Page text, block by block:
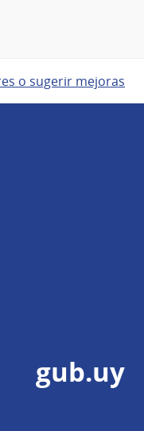
o sugerir mejoras
gub.uy